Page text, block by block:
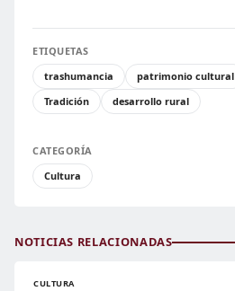
ETIQUETAS
trashumancia
patrimonio cultural
Tradición
desarrollo rural
CATEGORÍA
Cultura
NOTICIAS RELACIONADAS
CULTURA